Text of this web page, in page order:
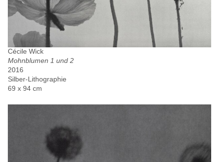
Cécile Wick
Mohnblumen 1 und 2
2016
Silber-Lithographie
69 x 94 cm